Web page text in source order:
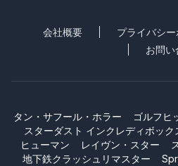
会社概要 プライバシ
お問い
タン・サフール・ホラー ゴルフヒ
スターダスト インクレディボック
ヒューマン
レイヴン・スター
地下鉄クラッシュリマスター